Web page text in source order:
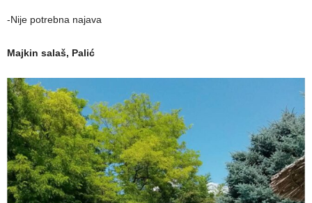
-Nije potrebna najava
Majkin salaš, Palić